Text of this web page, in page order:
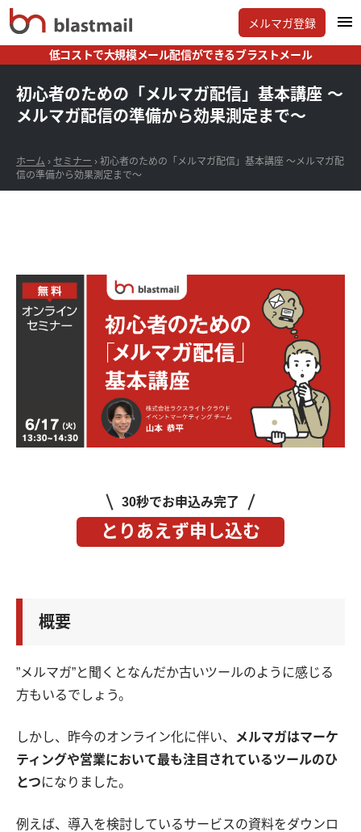
メルマガ登録
低コストで大規模メール配信ができるブラストメール
初心者のための「メルマガ配信」基本講座 ～
メルマガ配信の準備から効果測定まで～
ホーム › セミナー › 初心者のための「メルマガ配信」基本講座 ～メルマガ配
信の準備から効果測定まで～
30秒でお申込み完了
とりあえず申し込む
概要
”メルマガ”と聞くとなんだか古いツールのように感じる
方もいるでしょう。
しかし、昨今のオンライン化に伴い、
メルマガはマーケ
ティングや営業において最も注目されているツールのひ
とつになりました。
例えば、導入を検討しているサービスの資料をダウンロ